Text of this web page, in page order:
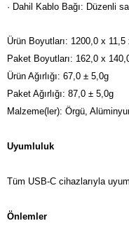
· Dahil Kablo Bağı: Düzenli
Ürün Boyutları: 1200,0 x
Paket Boyutları: 162,0 x
Ürün Ağırlığı: 67,0 ± 5,0g
Paket Ağırlığı: 87,0 ± 5,0g
Malzeme(ler): Örgü,
Uyumluluk
Tüm USB-C cihazlarıyla
Önlemler